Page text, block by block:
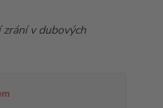
v dubových